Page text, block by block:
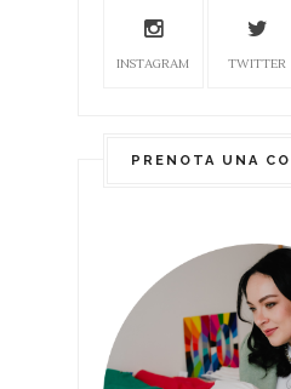
INSTAGRAM TWITTER
PRENOTA UNA